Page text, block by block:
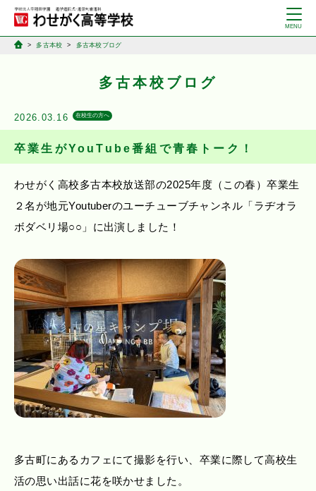
多古本校 多古本校ブログ
多古本校ブログ
2026.03.16 在校生の方へ
卒業生がYouTube番組で青春トーク！
わせがく高校多古本校放送部の2025年度（この春）卒業生
２名が地元Youtuberのユーチューブチャンネル「ラヂオラ
ボダベリ場○○」に出演しました！
多古町にあるカフェにて撮影を行い、卒業に際して高校生
活の思い出話に花を咲かせました。